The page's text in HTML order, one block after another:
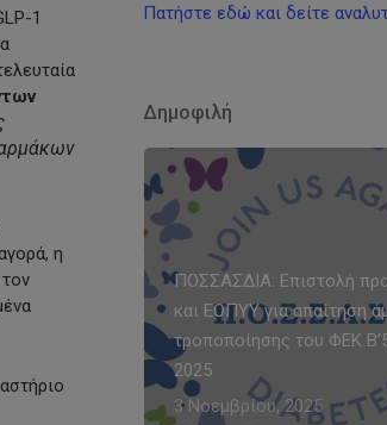
1
η
Πατήστε εδώ και δείτε
Δημοφιλή
ΠΟΣΣΑΣΔΙΑ: Επιστολή
και ΕΟΠΥΥ για απαίτηση
τροποποίησης του ΦΕΚ
2025
3 Νοεμβρίου, 2025